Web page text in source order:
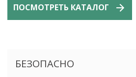
ПОСМОТРЕТЬ КАТАЛОГ
БЕЗОПАСНО